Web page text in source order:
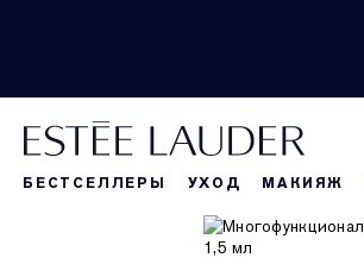
БЕСТСЕЛЛЕРЫ УХОД МАКИЯЖ